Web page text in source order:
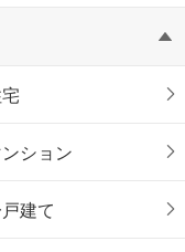
ション
建て